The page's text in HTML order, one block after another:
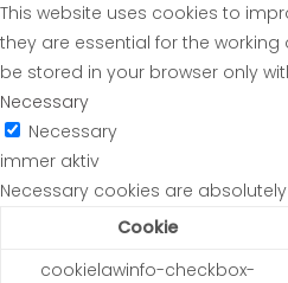
This website uses cookies to
they are essential for the
be stored in your browser only
Necessary
Necessary
immer aktiv
Necessary cookies are
Cookie
cookielawinfo-checkbox-